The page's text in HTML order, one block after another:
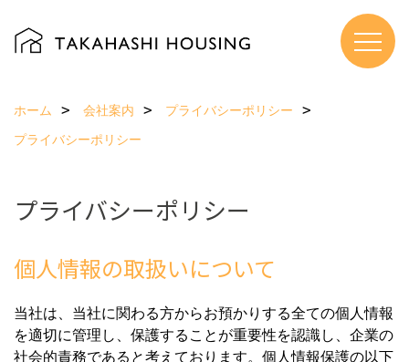
ホーム 会社案内
プライバシーポリシー
プライバシーポリシー
プライバシーポリシー
個人情報の取扱いについて
当社は、当社に関わる方からお預かりする全ての個人情報
を適切に管理し、保護することが重要性を認識し、企業の
社会的責務であると考えております。個人情報保護の以下